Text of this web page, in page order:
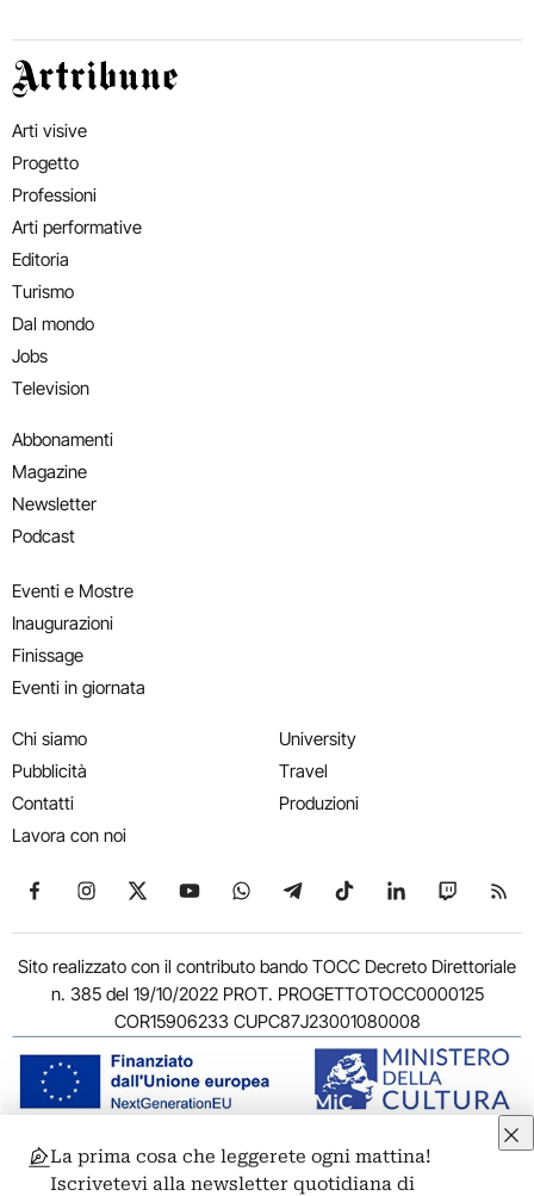
Artribune
Arti visive
Progetto
Professioni
Arti performative
Editoria
Turismo
Dal mondo
Jobs
Television
Abbonamenti
Magazine
Newsletter
Podcast
Eventi e Mostre
Inaugurazioni
Finissage
Eventi in giornata
Chi siamo
Pubblicità
Contatti
Lavora con noi
University
Travel
Produzioni
Seguici su Facebook
Seguici su Instagram
Seguici su X
Seguici su YouTube
Seguici su WhatsApp
Seguici su Telegram
Seguici su TikTok
Seguici su
Seguici
Sito realizzato con il contributo bando TOCC Decreto Direttoriale
n. 385 del 19/10/2022 PROT. PROGETTOTOCC0000125
COR15906233 CUPC87J23001080008
© 2011-2026 ARTRIBUNE srl – Corso Vittorio Emanuele II, 287 –
00186 Roma - P.I. 11381581005
La prima cosa che leggerete ogni mattina!
Iscrivetevi alla newsletter quotidiana di